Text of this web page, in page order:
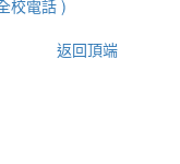
校電話 )
返回頂端